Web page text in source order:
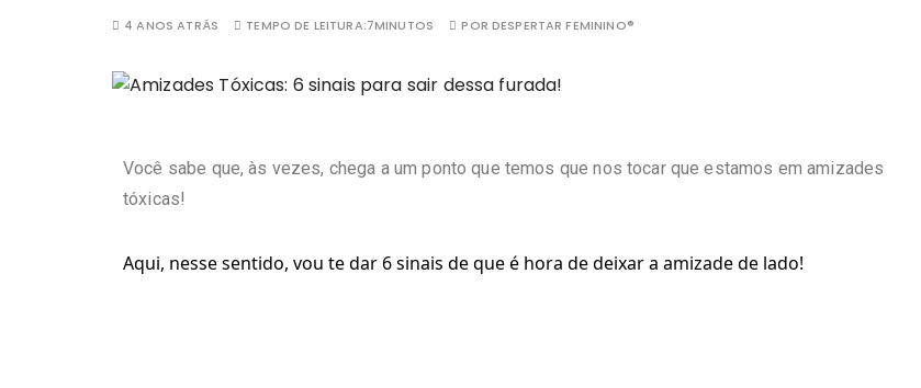
4 ANOS ATRÁS TEMPO DE LEITURA:7MINUTOS POR DESPERTAR FEMININO®
Você sabe que, às vezes, chega a um ponto que temos que nos tocar que estamos em amizades
tóxicas!
Aqui, nesse sentido, vou te dar 6 sinais de que é hora de deixar a amizade de lado!